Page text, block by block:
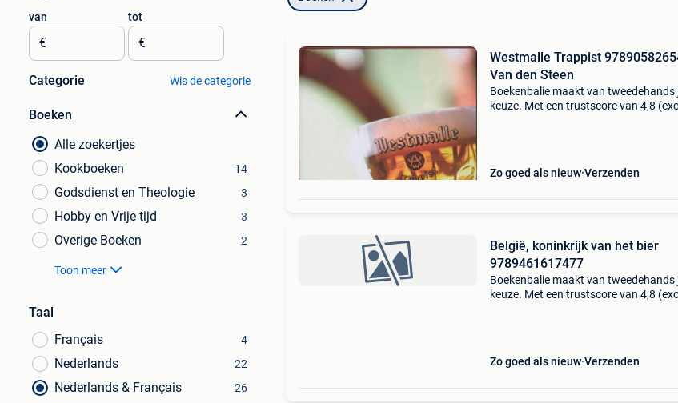
van
€
tot
€
Categorie Wis de categorie
Boeken
Alle zoekertjes
Kookboeken
14
Godsdienst en Theologie 3
Hobby en Vrije tijd 3
Overige Boeken 2
Toon meer
Taal
Français
4
Nederlands 22
Nederlands & Français 26
Westmalle Trappist
Van den Steen
Boekenbalie maakt van tweedehands
keuze. Met een trustscore van 4,8
Zo goed als nieuw Verzenden
België, koninkrijk van het bier
9789461617477
Boekenbalie maakt van tweedehands
keuze. Met een trustscore van 4,8
Zo goed als nieuw Verzenden